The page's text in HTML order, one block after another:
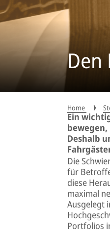
Den
Home
Ein
bewegen,
Deshalb
Die
für
diese
maximal
Ausgelegt
Portfolios